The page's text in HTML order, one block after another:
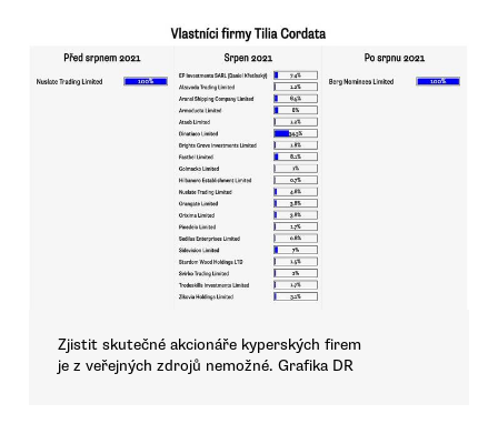
Zjistit skutečné akcionáře kyperských firem
je z veřejných zdrojů nemožné. Grafika DR